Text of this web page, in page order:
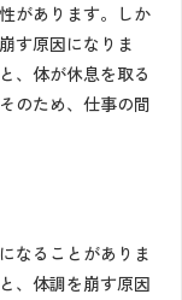
があります。しか
す原因になりま
、体が休息を取る
のため、仕事の間
なることがありま
、体調を崩す原因